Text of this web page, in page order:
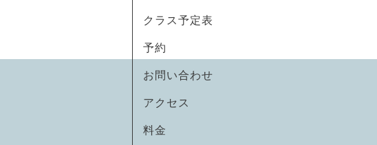
クラス予定表
予約
お問い合わせ
アクセス
料金